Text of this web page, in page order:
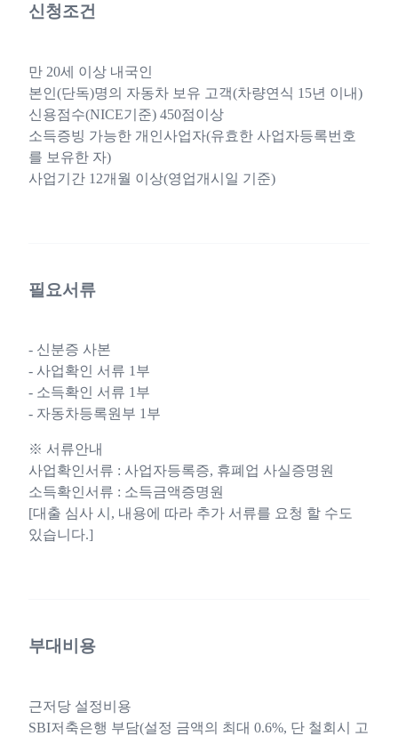
신청조건
만 20세 이상 내국인
본인(단독)명의 자동차 보유 고객(차량연식 15년 이내)
신용점수(NICE기준) 450점이상
소득증빙 가능한 개인사업자(유효한 사업자등록번호
를 보유한 자)
사업기간 12개월 이상(영업개시일 기준)
필요서류
- 신분증 사본
- 사업확인 서류 1부
- 소득확인 서류 1부
- 자동차등록원부 1부
※ 서류안내
사업확인서류 : 사업자등록증, 휴폐업 사실증명원
소득확인서류 : 소득금액증명원
[대출 심사 시, 내용에 따라 추가 서류를 요청 할 수도
있습니다.]
부대비용
근저당 설정비용
SBI저축은행 부담(설정 금액의 최대 0.6%, 단 철회시 고